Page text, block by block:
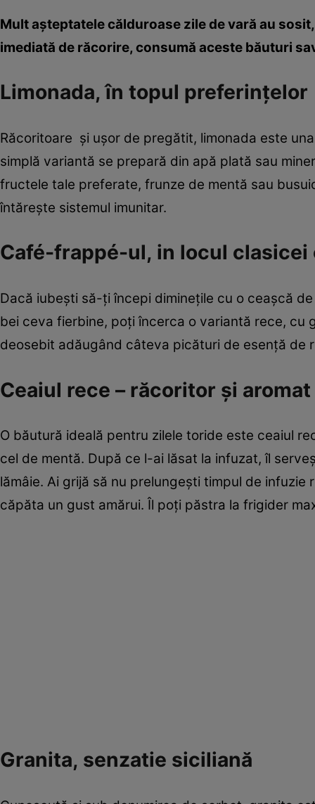
Mult aşteptatele călduroase zile de vară au
imediată de răcorire, consumă aceste băuturi
Limonada, în topul preferinţelor
Răcoritoare şi uşor de pregătit, limonada este
simplă variantă se prepară din apă plată sau
fructele tale preferate, frunze de mentă sau
întăreşte sistemul imunitar.
Café-frappé-ul, in locul clasicei
Dacă iubeşti să-ţi începi dimineţile cu o ceaşcă
bei ceva fierbine, poţi încerca o variantă rece, cu
deosebit adăugând câteva picături de esenţă de
Ceaiul rece – răcoritor şi aromat
O băutură ideală pentru zilele toride este ceaiul
cel de mentă. După ce l-ai lăsat la infuzat, îl
lămâie. Ai grijă să nu prelungeşti timpul de
căpăta un gust amărui. Îl poţi păstra la frigider
Granita, senzatie siciliană